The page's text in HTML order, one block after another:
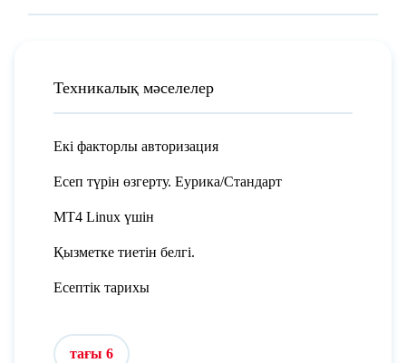
Техникалық мәселелер
Екі факторлы авторизация
Есеп түрін өзгерту. Еурика/Стандарт
MT4 Linux үшін
Қызметке тиетін белгі.
Есептік тарихы
тағы 6